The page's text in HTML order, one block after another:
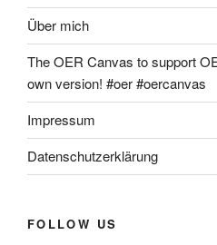
Über mich
The OER Canvas to support
own version! #oer #oercanvas
Impressum
Datenschutzerklärung
FOLLOW US